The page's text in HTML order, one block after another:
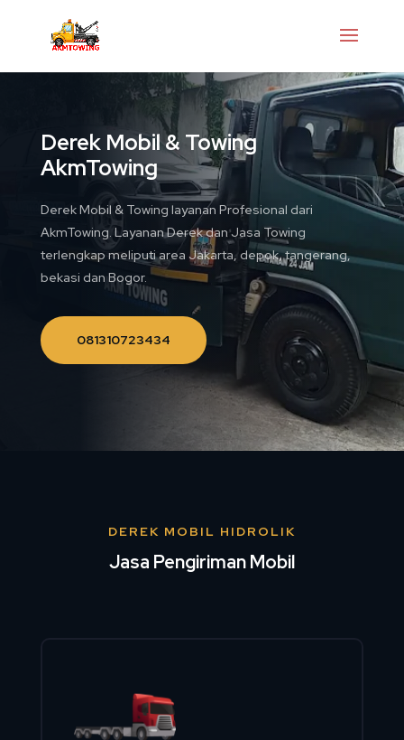
Derek Mobil & Towing
AkmTowing
Derek Mobil & Towing layanan Profesional dari
AkmTowing. Layanan Derek dan Jasa Towing
terlengkap meliputi area Jakarta, depok, tangerang,
bekasi dan Bogor.
081310723434
DEREK MOBIL HIDROLIK
Jasa Pengiriman Mobil